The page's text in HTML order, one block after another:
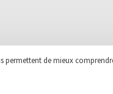
de mieux